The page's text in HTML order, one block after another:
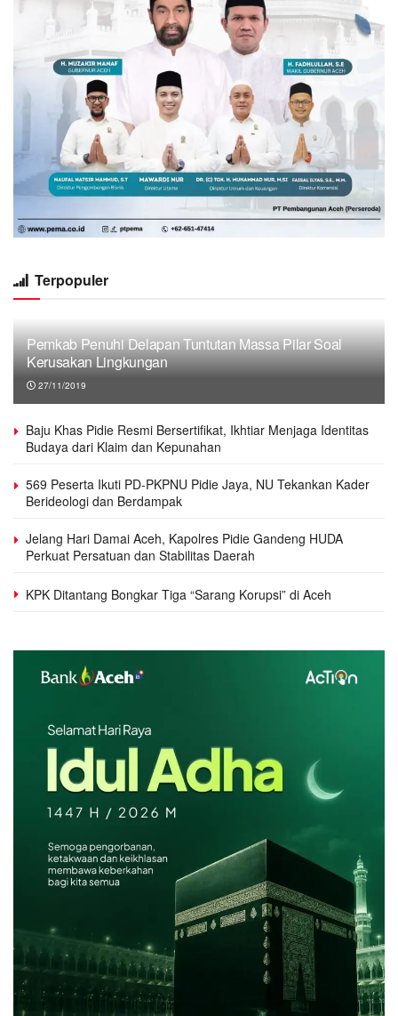
Terpopuler
Pemkab Penuhi Delapan Tuntutan Massa Pilar Soal
Kerusakan Lingkungan
27/11/2019
Baju Khas Pidie Resmi Bersertifikat, Ikhtiar Menjaga Identitas
Budaya dari Klaim dan Kepunahan
569 Peserta Ikuti PD-PKPNU Pidie Jaya, NU Tekankan Kader
Berideologi dan Berdampak
Jelang Hari Damai Aceh, Kapolres Pidie Gandeng HUDA
Perkuat Persatuan dan Stabilitas Daerah
KPK Ditantang Bongkar Tiga “Sarang Korupsi” di Aceh